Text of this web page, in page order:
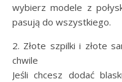
wybierz modele z
pasują do wszystkiego.
2. Złote szpilki i złote
chwile
Jeśli chcesz dodać